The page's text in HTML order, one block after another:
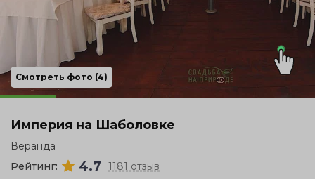
Выпускной
Корпоратив
Смотреть фото (4)
Империя на Шаболовке
Веранда
Рейтинг:
4.7
1181 отзыв